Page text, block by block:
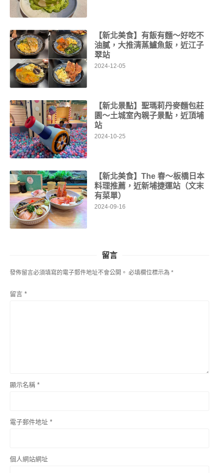
【新北美食】有飯有麵～好吃不
油膩，大推清蒸鱸魚飯，近江子
翠站
2024-12-05
【新北景點】聖瑪莉丹麥麵包莊
園～土城室內親子景點，近頂埔
站
2024-10-25
【新北美食】The 春～板橋日本
料理推薦，近新埔捷運站（文末
有菜單）
2024-09-16
留言
發佈留言必須填寫的電子郵件地址不會公開。 必填欄位標示為 *
留言 *
顯示名稱 *
電子郵件地址 *
個人網站網址